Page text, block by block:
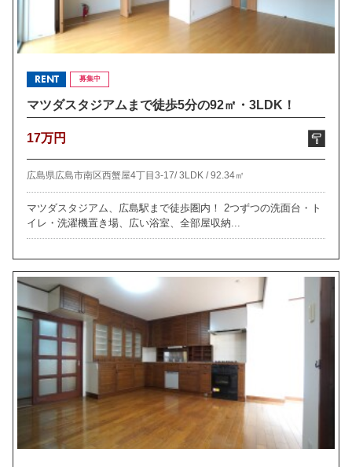
RENT 募集中
マツダスタジアムまで徒歩5分の92㎡・3LDK！
17万円
広島県広島市南区西蟹屋4丁目3-17/3LDK /92.34㎡
マツダスタジアム、広島駅まで徒歩圏内！ 2つずつの洗面台・ト
イレ・洗濯機置き場、広い浴室、全部屋収納...